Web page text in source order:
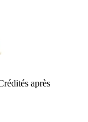
après